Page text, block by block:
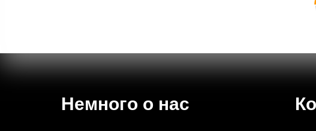
Немного о нас